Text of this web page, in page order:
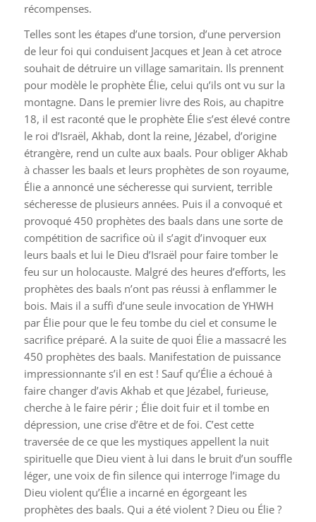
récompenses.
Telles sont les étapes d’une torsion, d’une perversion
de leur foi qui conduisent Jacques et Jean à cet atroce
souhait de détruire un village samaritain. Ils prennent
pour modèle le prophète Élie, celui qu’ils ont vu sur la
montagne. Dans le premier livre des Rois, au chapitre
18, il est raconté que le prophète Élie s’est élevé contre
le roi d’Israël, Akhab, dont la reine, Jézabel, d’origine
étrangère, rend un culte aux baals. Pour obliger Akhab
à chasser les baals et leurs prophètes de son royaume,
Élie a annoncé une sécheresse qui survient, terrible
sécheresse de plusieurs années. Puis il a convoqué et
provoqué 450 prophètes des baals dans une sorte de
compétition de sacrifice où il s’agit d’invoquer eux
leurs baals et lui le Dieu d’Israël pour faire tomber le
feu sur un holocauste. Malgré des heures d’efforts, les
prophètes des baals n’ont pas réussi à enflammer le
bois. Mais il a suffi d’une seule invocation de YHWH
par Élie pour que le feu tombe du ciel et consume le
sacrifice préparé. A la suite de quoi Élie a massacré les
450 prophètes des baals. Manifestation de puissance
impressionnante s’il en est ! Sauf qu’Élie a échoué à
faire changer d’avis Akhab et que Jézabel, furieuse,
cherche à le faire périr ; Élie doit fuir et il tombe en
dépression, une crise d’être et de foi. C’est cette
traversée de ce que les mystiques appellent la nuit
spirituelle que Dieu vient à lui dans le bruit d’un souffle
léger, une voix de fin silence qui interroge l’image du
Dieu violent qu’Élie a incarné en égorgeant les
prophètes des baals. Qui a été violent ? Dieu ou Élie ?